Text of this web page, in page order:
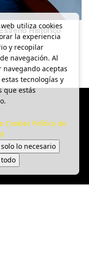
Histórico
utiliza cookies
la experiencia
y recopilar
navegación. Al
navegando aceptas
tecnologías y
que estás
Cookies Política de
lo necesario